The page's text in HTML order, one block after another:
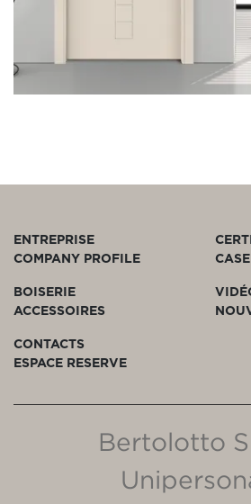
ENTREPRISE
COMPANY PROFILE
BOISERIE
ACCESSOIRES
CONTACTS
ESPACE RESERVE
Bertolotto